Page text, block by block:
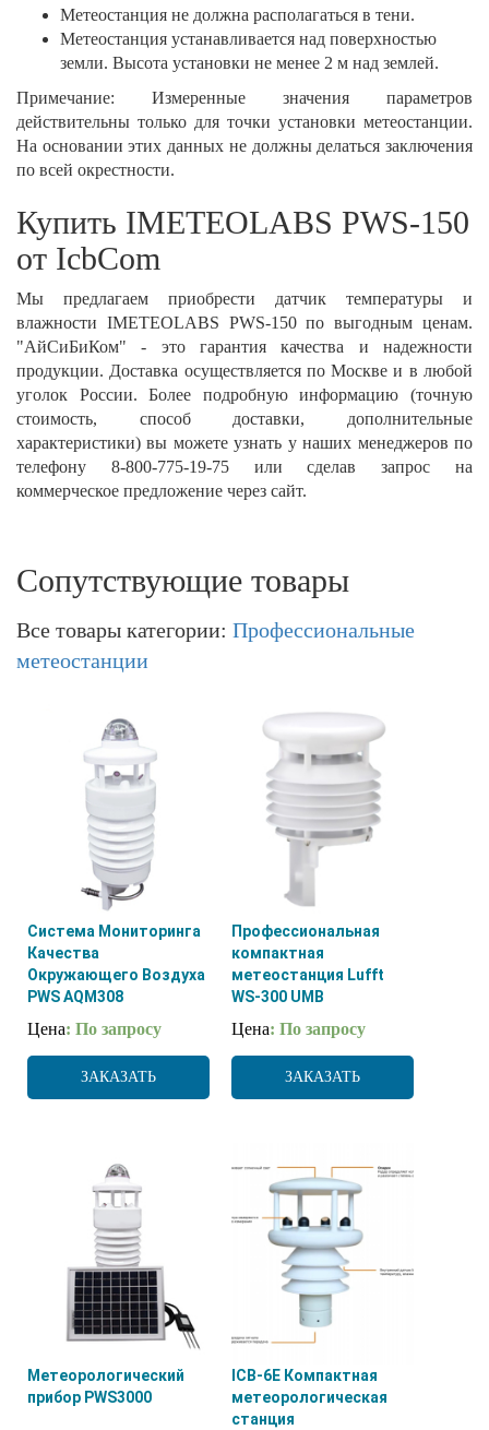
Метеостанция не должна располагаться в тени.
Метеостанция устанавливается над поверхностью
земли. Высота установки не менее 2 м над землей.
Примечание: Измеренные значения параметров
действительны только для точки установки метеостанции.
На основании этих данных не должны делаться заключения
по всей окрестности.
Купить IMETEOLABS PWS-150
от IcbCom
Мы предлагаем приобрести датчик температуры и
влажности IMETEOLABS PWS-150 по выгодным ценам.
"АйСиБиКом" - это гарантия качества и надежности
продукции. Доставка осуществляется по Москве и в любой
уголок России. Более подробную информацию (точную
стоимость, способ доставки, дополнительные
характеристики) вы можете узнать у наших менеджеров по
телефону 8-800-775-19-75 или сделав запрос на
коммерческое предложение через сайт.
Сопутствующие товары
Все товары категории: Профессиональные
метеостанции
Система Мониторинга
Качества
Окружающего Воздуха
PWS AQM308
Цена: По запросу
ЗАКАЗАТЬ
Профессиональная
компактная
метеостанция Lufft
WS-300 UMB
Цена: По запросу
ЗАКАЗАТЬ
Метеорологический
прибор PWS3000
ICB-6E Компактная
метеорологическая
станция